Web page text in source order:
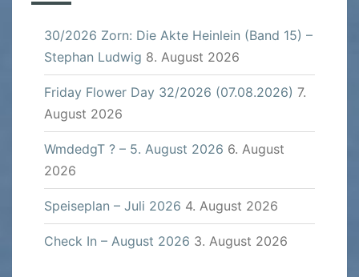
30/2026 Zorn: Die Akte Heinlein (Band 15) –
Stephan Ludwig 8. August 2026
Friday Flower Day 32/2026 (07.08.2026) 7.
August 2026
WmdedgT ? – 5. August 2026 6. August
2026
Speiseplan – Juli 2026 4. August 2026
Check In – August 2026 3. August 2026